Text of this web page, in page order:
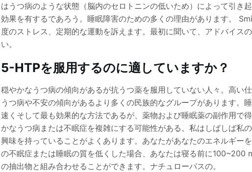
はうつ病のような状態（脳内のセロトニンの低いため）によって引き
効果を有するであろう。睡眠障害のための多くの理由があります。
度のストレス、定期的な運動を訴えます。最初に聞いて、アドバイス
い。
5-HTPを服用するのに適していますか？
穏やかなうつ病の傾向があるが抗うつ薬を服用していない人々。高い
うつ病や不安の傾向があるより多くの民族的なグループがあります。
速くそして最も効果的な方法であるが、薬物および睡眠薬の副作用で
かなうつ病または不眠症を複雑にする可能性がある。私はしばしば私
興味を持っていることがよくあります。あなたがあなたのエネルギー
の不眠症または睡眠の質を低くした場合、あなたは寝る前に
の抽出物と組み合わせることができます。ナチュローパスの。